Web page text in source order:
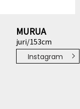
MURUA
juri/153cm
Instagram